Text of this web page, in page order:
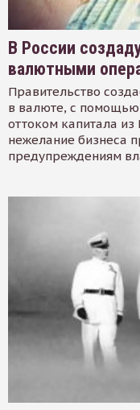
В России
валютными
Правительство
в валюте, с помощью
оттоком капитала из
нежелание бизнеса
предупреждениям